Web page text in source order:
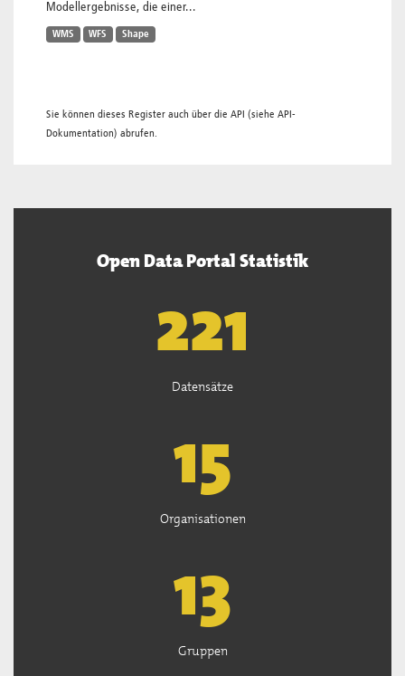
Modellergebnisse, die einer...
WMS WFS Shape
Sie können dieses Register auch über die API (siehe API-
Dokumentation) abrufen.
Open Data Portal Statistik
222
Datensätze
15
Organisationen
13
Gruppen